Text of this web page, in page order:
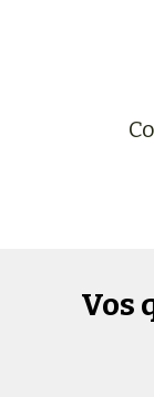
Vos